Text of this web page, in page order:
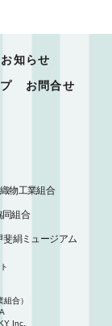
お知らせ
お問合せ
物工業組合
同組合
斐絹ミュージアム
合）
Inc.